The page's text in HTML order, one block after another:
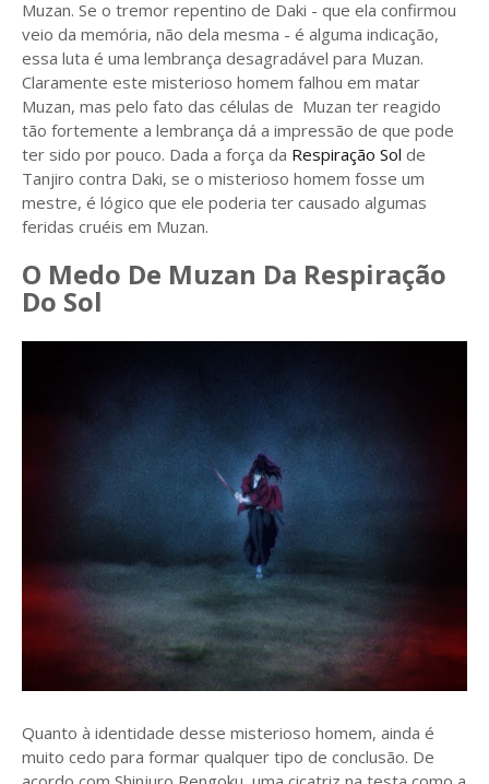
Muzan. Se o tremor repentino de Daki - que ela confirmou
veio da memória, não dela mesma - é alguma indicação,
essa luta é uma lembrança desagradável para Muzan.
Claramente este misterioso homem falhou em matar
Muzan, mas pelo fato das células de Muzan ter reagido
tão fortemente a lembrança dá a impressão de que pode
ter sido por pouco. Dada a força da Respiração Sol de
Tanjiro contra Daki, se o misterioso homem fosse um
mestre, é lógico que ele poderia ter causado algumas
feridas cruéis em Muzan.
O Medo De Muzan Da Respiração
Do Sol
Quanto à identidade desse misterioso homem, ainda é
muito cedo para formar qualquer tipo de conclusão. De